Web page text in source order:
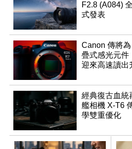
F2.8 (A084)
式發表
Canon 傳將
疊式感光元件
迎來高速讀出
經典復古血統
艦相機 X-T6
學雙重優化